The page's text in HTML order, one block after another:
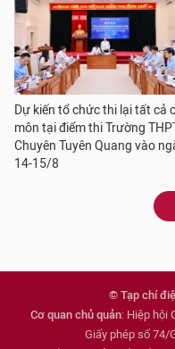
Dự kiến tổ chức thi lại tất cả
môn tại điểm thi Trường
Chuyên Tuyên Quang vào
14-15/8
© Tạp chí
Cơ quan chủ quản: Hiệp hội
Giấy phép số 74/